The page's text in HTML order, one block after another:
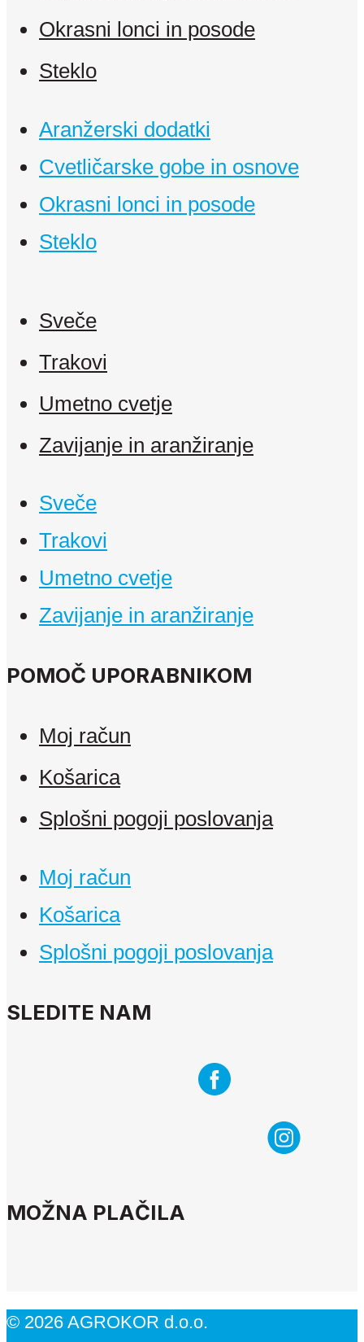
Okrasni lonci in posode
Steklo
Aranžerski dodatki
Cvetličarske gobe in osnove
Okrasni lonci in posode
Steklo
Sveče
Trakovi
Umetno cvetje
Zavijanje in aranžiranje
Sveče
Trakovi
Umetno cvetje
Zavijanje in aranžiranje
POMOČ UPORABNIKOM
Moj račun
Košarica
Splošni pogoji poslovanja
Moj račun
Košarica
Splošni pogoji poslovanja
SLEDITE NAM
MOŽNA PLAČILA
© 2026 AGROKOR d.o.o.